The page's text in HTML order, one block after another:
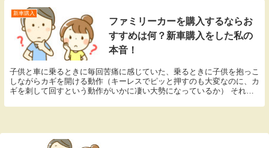
新車購入
ファミリーカーを購入するならお
すすめは何？新車購入をした私の
本音！
子供と車に乗るときに毎回苦痛に感じていた、乗るときに子供を抱っこ
しながらカギを開ける動作（キーレスでピッと押すのも大変なのに、カ
ギを刺して回すという動作がいかに凄い大勢になっているか） それか